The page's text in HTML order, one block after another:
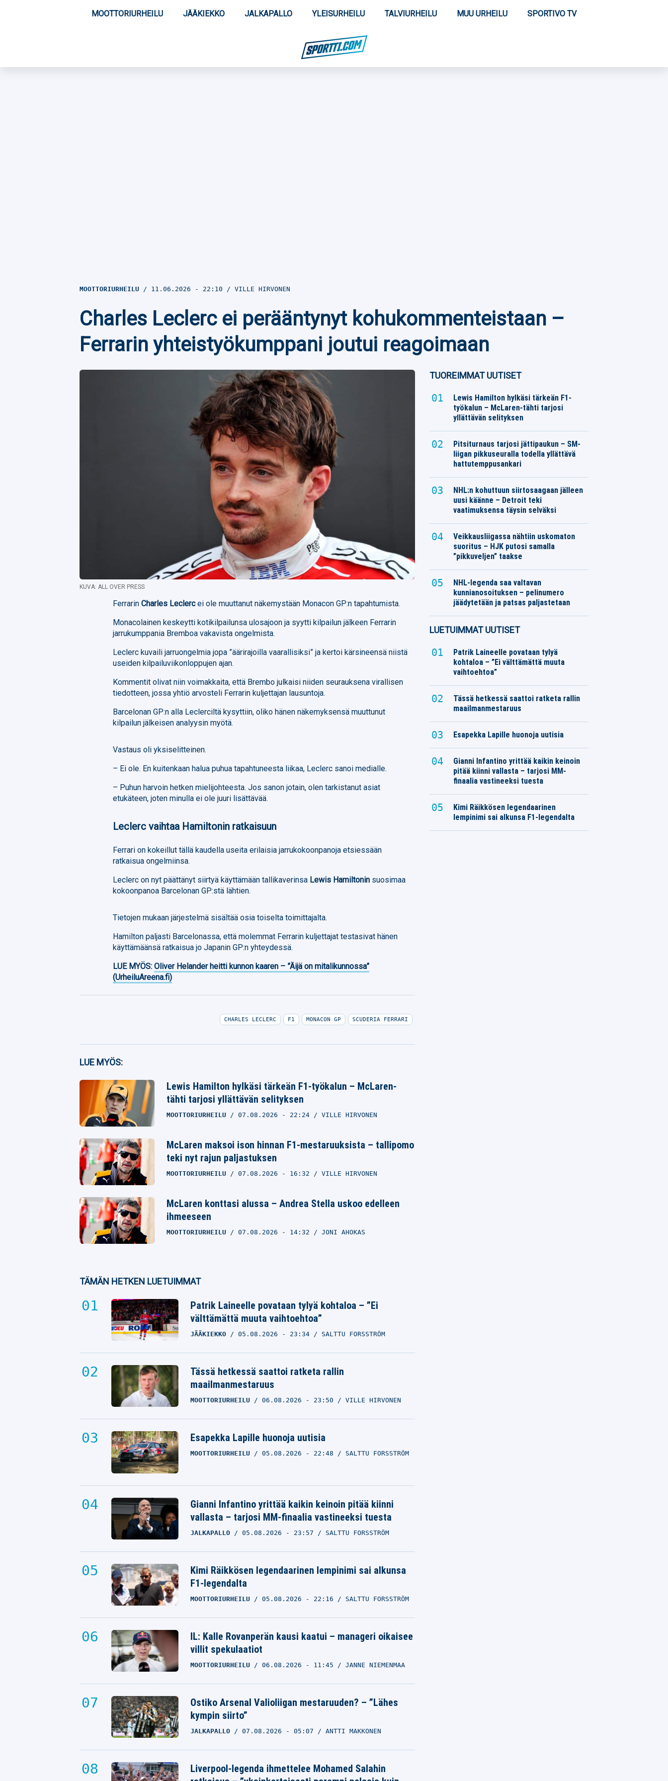
MOOTTORIURHEILU JÄÄKIEKKO JALKAPALLO YLEISURHEILU TALVIURHEILU MUU URHEILU SPORTIVO TV
MOOTTORIURHEILU 11.06.2026 - 22:10 VILLE HIRVONEN
Charles Leclerc ei perääntynyt kohukommenteistaan –
Ferrarin yhteistyökumppani joutui reagoimaan
KUVA: ALL OVER PRESS
FerrarinCharles Leclercei ole muuttanut näkemystään Monacon GP:n tapahtumista.
Monacolainen keskeytti kotikilpailunsa ulosajoon ja syytti kilpailun jälkeen Ferrarin
jarrukumppania Bremboa vakavista ongelmista.
Leclerc kuvaili jarruongelmia jopa ”äärirajoilla vaarallisiksi” ja kertoi kärsineensä niistä
useiden kilpailuviikonloppujen ajan.
Kommentit olivat niin voimakkaita, että Brembo julkaisi niiden seurauksena virallisen
tiedotteen, jossa yhtiö arvosteli Ferrarin kuljettajan lausuntoja.
Barcelonan GP:n alla Leclerciltä kysyttiin, oliko hänen näkemyksensä muuttunut
kilpailun jälkeisen analyysin myötä.
Vastaus oli yksiselitteinen.
– Ei ole. En kuitenkaan halua puhua tapahtuneesta liikaa, Leclerc sanoi medialle.
– Puhun harvoin hetken mielijohteesta. Jos sanon jotain, olen tarkistanut asiat
etukäteen, joten minulla ei ole juuri lisättävää.
Leclerc vaihtaa Hamiltonin ratkaisuun
Ferrari on kokeillut tällä kaudella useita erilaisia jarrukokoonpanoja etsiessään
ratkaisua ongelmiinsa.
Leclerc on nyt päättänyt siirtyä käyttämään tallikaverinsa Lewis Hamiltonin suosimaa
kokoonpanoa Barcelonan GP:stä lähtien.
Tietojen mukaan järjestelmä sisältää osia toiselta toimittajalta.
Hamilton paljasti Barcelonassa, että molemmat Ferrarin kuljettajat testasivat hänen
käyttämäänsä ratkaisua jo Japanin GP:n yhteydessä.
LUE MYÖS:Oliver Helander heitti kunnon kaaren – ”Äijä on mitalikunnossa”
(UrheiluAreena.fi)
Facebook
Twitter
Whatsapp
CHARLES LECLERC F1 MONACON GP SCUDERIA FERRARI
LUE MYÖS:
Lewis Hamilton hylkäsi tärkeän F1-työkalun – McLaren-
tähti tarjosi yllättävän selityksen
MOOTTORIURHEILU 07.08.2026 - 22:24 VILLE HIRVONEN
McLaren maksoi ison hinnan F1-mestaruuksista – tallipomo
teki nyt rajun paljastuksen
MOOTTORIURHEILU 07.08.2026 - 16:32 VILLE HIRVONEN
McLaren konttasi alussa – Andrea Stella uskoo edelleen
ihmeeseen
MOOTTORIURHEILU 07.08.2026 - 14:32 JONI AHOKAS
TÄMÄN HETKEN LUETUIMMAT
Patrik Laineelle povataan tylyä kohtaloa – ”Ei
välttämättä muuta vaihtoehtoa”
JÄÄKIEKKO 05.08.2026 - 23:34 SALTTU FORSSTRÖM
Tässä hetkessä saattoi ratketa rallin
maailmanmestaruus
MOOTTORIURHEILU 06.08.2026 - 23:50 VILLE HIRVONEN
Esapekka Lapille huonoja uutisia
MOOTTORIURHEILU 05.08.2026 - 22:48 SALTTU FORSSTRÖM
Gianni Infantino yrittää kaikin keinoin pitää kiinni
vallasta – tarjosi MM-finaalia vastineeksi tuesta
JALKAPALLO 05.08.2026 - 23:57 SALTTU FORSSTRÖM
Kimi Räikkösen legendaarinen lempinimi sai alkunsa
F1-legendalta
MOOTTORIURHEILU 05.08.2026 - 22:16 SALTTU FORSSTRÖM
IL: Kalle Rovanperän kausi kaatui – manageri oikaisee
villit spekulaatiot
MOOTTORIURHEILU 06.08.2026 - 11:45 JANNE NIEMENMAA
Ostiko Arsenal Valioliigan mestaruuden? – ”Lähes
kympin siirto”
JALKAPALLO 07.08.2026 - 05:07 ANTTI MAKKONEN
Liverpool-legenda ihmettelee Mohamed Salahin
TUOREIMMAT UUTISET
Lewis Hamilton hylkäsi tärkeän F1-
työkalun – McLaren-tähti tarjosi
yllättävän selityksen
Pitsiturnaus tarjosi jättipaukun – SM-
liigan pikkuseuralla todella yllättävä
hattutemppusankari
NHL:n kohuttuun siirtosaagaan jälleen
uusi käänne – Detroit teki
vaatimuksensa täysin selväksi
Veikkausliigassa nähtiin uskomaton
suoritus – HJK putosi samalla
”pikkuveljen” taakse
NHL-legenda saa valtavan
kunnianosoituksen – pelinumero
jäädytetään ja patsas paljastetaan
LUETUIMMAT UUTISET
Patrik Laineelle povataan tylyä
kohtaloa – ”Ei välttämättä muuta
vaihtoehtoa”
Tässä hetkessä saattoi ratketa rallin
maailmanmestaruus
Esapekka Lapille huonoja uutisia
Gianni Infantino yrittää kaikin keinoin
pitää kiinni vallasta – tarjosi MM-
finaalia vastineeksi tuesta
Kimi Räikkösen legendaarinen
lempinimi sai alkunsa F1-legendalta